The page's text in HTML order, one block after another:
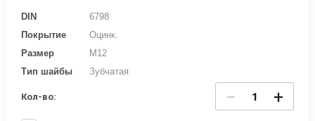
DIN
6798
Покрытие
Оцинк.
Размер
M12
Тип шайбы
Зубчатая
Кол-во: − +